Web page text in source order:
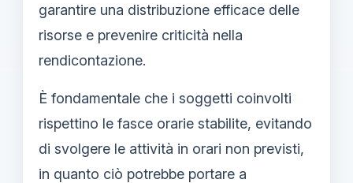
garantire una distribuzione efficace delle
risorse e prevenire criticità nella
rendicontazione.
È fondamentale che i soggetti coinvolti
rispettino le fasce orarie stabilite, evitando
di svolgere le attività in orari non previsti,
in quanto ciò potrebbe portare a